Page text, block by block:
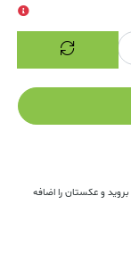
بروید و عکستان را اضافه